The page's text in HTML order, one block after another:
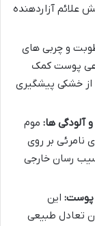
علائم آزاردهنده
و چربی های
پوست کمک
از خشکی پیشگیری
آلودگی ها: موم
نامرئی بر روی
رسان خارجی
پوست: این
تعادل طبیعی